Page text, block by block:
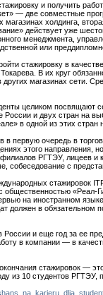
и получить
— две совместные
магазинах холдинга,
действует уже
менеджмента,
или
стажировку в
В их круг
магазинах сети.
целиком посвящают
России и двух стран
в одной из этих
в первую очередь в
этого направления,
РГТЭУ, лицеев
собеседование с
стажировок
общественностью
на иностранном
должен в обязательном
России и еще год за ее
в компании — в
стажировок —
из 10 студентов